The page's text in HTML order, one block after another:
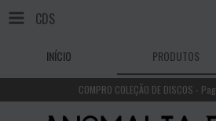
CDS
INÍCIO PRODUTOS
COMPRO COLEÇÃO DE DISCOS -